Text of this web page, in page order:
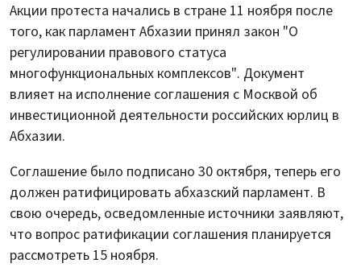
Акции протеста начались в стране 11 ноября после
того, как парламент Абхазии принял закон "О
регулировании правового статуса
многофункциональных комплексов". Документ
влияет на исполнение соглашения с Москвой об
инвестиционной деятельности российских юрлиц в
Абхазии.
Соглашение было подписано 30 октября, теперь его
должен ратифицировать абхазский парламент. В
свою очередь, осведомленные источники заявляют,
что вопрос ратификации соглашения планируется
рассмотреть 15 ноября.